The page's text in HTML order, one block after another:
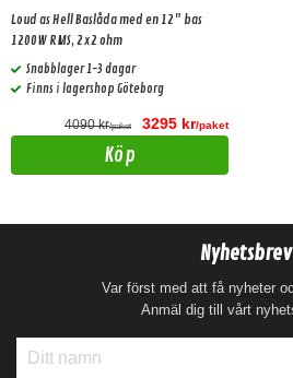
Loud as Hell Baslåda med en 12" bas
1200W RMS, 2x2 ohm
Snabblager 1-3 dagar
Finns i lagershop Göteborg
4090 kr/paket 3295 kr/paket
Köp
Nyhetsbrev
Var först med att få nyheter
Anmäl dig till vårt